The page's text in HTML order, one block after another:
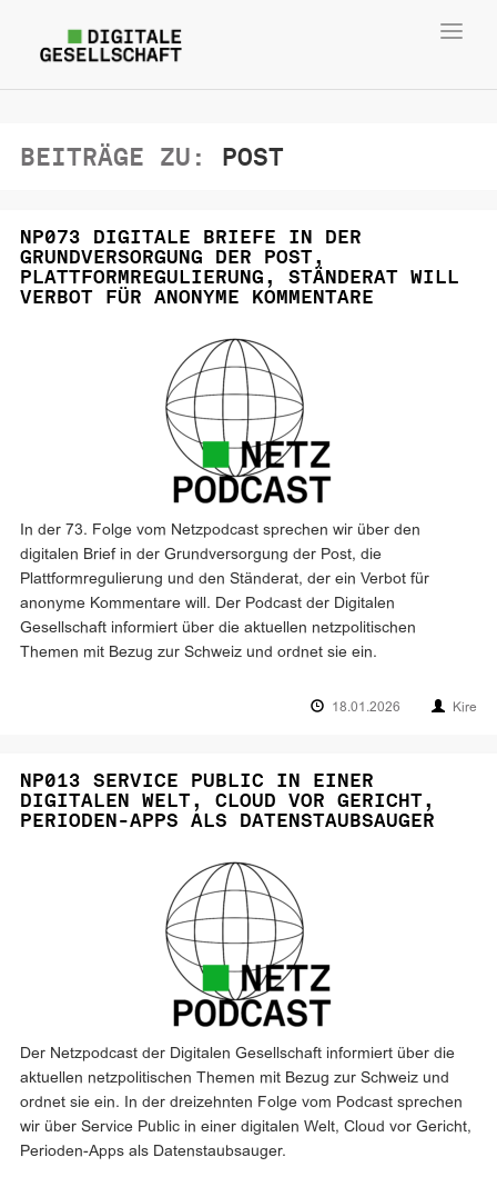
BEITRÄGE ZU: POST
NP073 DIGITALE BRIEFE IN DER
GRUNDVERSORGUNG DER POST,
PLATTFORMREGULIERUNG, STÄNDERAT WILL
VERBOT FÜR ANONYME KOMMENTARE
In der 73. Folge vom Netzpodcast sprechen wir über den
digitalen Brief in der Grundversorgung der Post, die
Plattformregulierung und den Ständerat, der ein Verbot für
anonyme Kommentare will. Der Podcast der Digitalen
Gesellschaft informiert über die aktuellen netzpolitischen
Themen mit Bezug zur Schweiz und ordnet sie ein.
18.01.2026 Kire
NP013 SERVICE PUBLIC IN EINER
DIGITALEN WELT, CLOUD VOR GERICHT,
PERIODEN-APPS ALS DATENSTAUBSAUGER
Der Netzpodcast der Digitalen Gesellschaft informiert über die
aktuellen netzpolitischen Themen mit Bezug zur Schweiz und
ordnet sie ein. In der dreizehnten Folge vom Podcast sprechen
wir über Service Public in einer digitalen Welt, Cloud vor Gericht,
Perioden-Apps als Datenstaubsauger.